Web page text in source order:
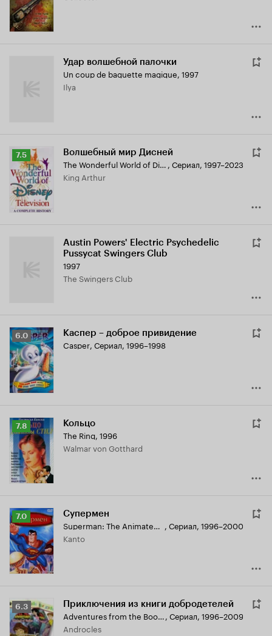
Удар волшебной палочки
Un coup de baguette magique, 1997
Ilya
Рейтинг
Кинопоиска
7.5
7.5 Волшебный мир Дисней
The Wonderful World of Disney , Сериал, 1997–2023
King Arthur
Austin Powers' Electric Psychedelic
Pussycat Swingers Club
1997
The Swingers Club
Рейтинг
Кинопоиска
6.0
6.0 Каспер – доброе привидение
Casper, Сериал, 1996–1998
Рейтинг
Кинопоиска
7.8
7.8 Кольцо
The Ring, 1996
Walmar von Gotthard
Рейтинг
Кинопоиска
7.0
7.0 Супермен
Superman: The Animated Series , Сериал, 1996–2000
Kanto
Рейтинг
Кинопоиска
6.3
6.3 Приключения из книги добродетелей
Adventures from the Book of Virtues, Сериал, 1996–2009
Androcles